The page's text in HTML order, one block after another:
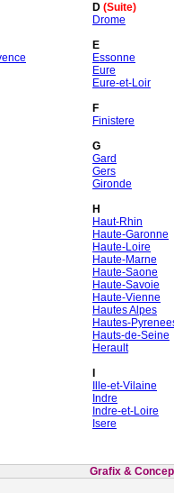
D (Suite)
Drome
E
Essonne
Eure
Eure-et-Loir
F
Finistere
G
Gard
Gers
Gironde
H
Haut-Rhin
Haute-Garonne
Haute-Loire
Haute-Marne
Haute-Saone
Haute-Savoie
Haute-Vienne
Hautes Alpes
Hautes-
Hauts-de-Seine
Herault
Ille-et-Vilaine
Indre
Indre-et-Loire
Isere
Grafix &